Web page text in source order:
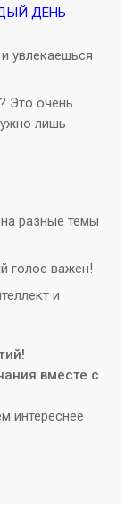
ДЕНЬ
увлекаешься
Это очень
лишь
разные темы
голос важен!
и
вместе с
интереснее